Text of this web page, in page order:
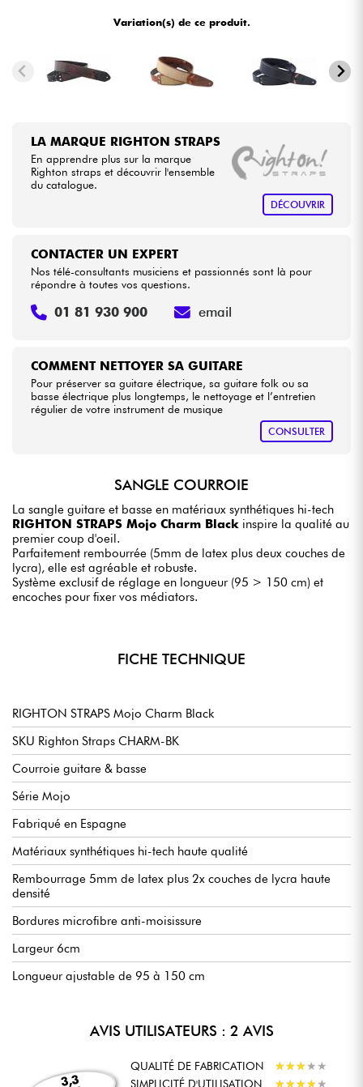
HiFi
Voir nos marques
• Star MusicLILLE
Variation(s) de ce produit.
LA MARQUE RIGHTON STRAPS
En apprendre plus sur la marque
Righton straps et découvrir l'ensemble
du catalogue.
DÉCOUVRIR
COMMENT NETTOYER SA GUITARE
Pour préserver sa guitare électrique, sa guitare folk ou sa
basse électrique plus longtemps, le nettoyage et l’entretien
régulier de votre instrument de musique
CONSULTER
CONTACTER UN EXPERT
Nos télé-consultants musiciens et passionnés sont là pour
répondre à toutes vos questions.
01 81 930 900 email
SANGLE COURROIE
La sangle guitare et basse en matériaux synthétiques hi-tech
RIGHTON STRAPS Mojo Charm Black inspire la qualité au
premier coup d'oeil.
Parfaitement rembourrée (5mm de latex plus deux couches de
lycra), elle est agréable et robuste.
Système exclusif de réglage en longueur (95 > 150 cm) et
encoches pour fixer vos médiators.
FICHE TECHNIQUE
RIGHTON STRAPS Mojo Charm Black
SKU Righton Straps CHARM-BK
Courroie guitare & basse
Série Mojo
Fabriqué en Espagne
Matériaux synthétiques hi-tech haute qualité
Rembourrage 5mm de latex plus 2x couches de lycra haute
densité
Bordures microfibre anti-moisissure
Largeur 6cm
Longueur ajustable de 95 à 150 cm
AVIS UTILISATEURS : 2 AVIS
3,3
QUALITÉ DE FABRICATION ★★★★ ★
★★★★ ★
SIMPLICITÉ D'UTILISATION
★★★★★
★★★★★